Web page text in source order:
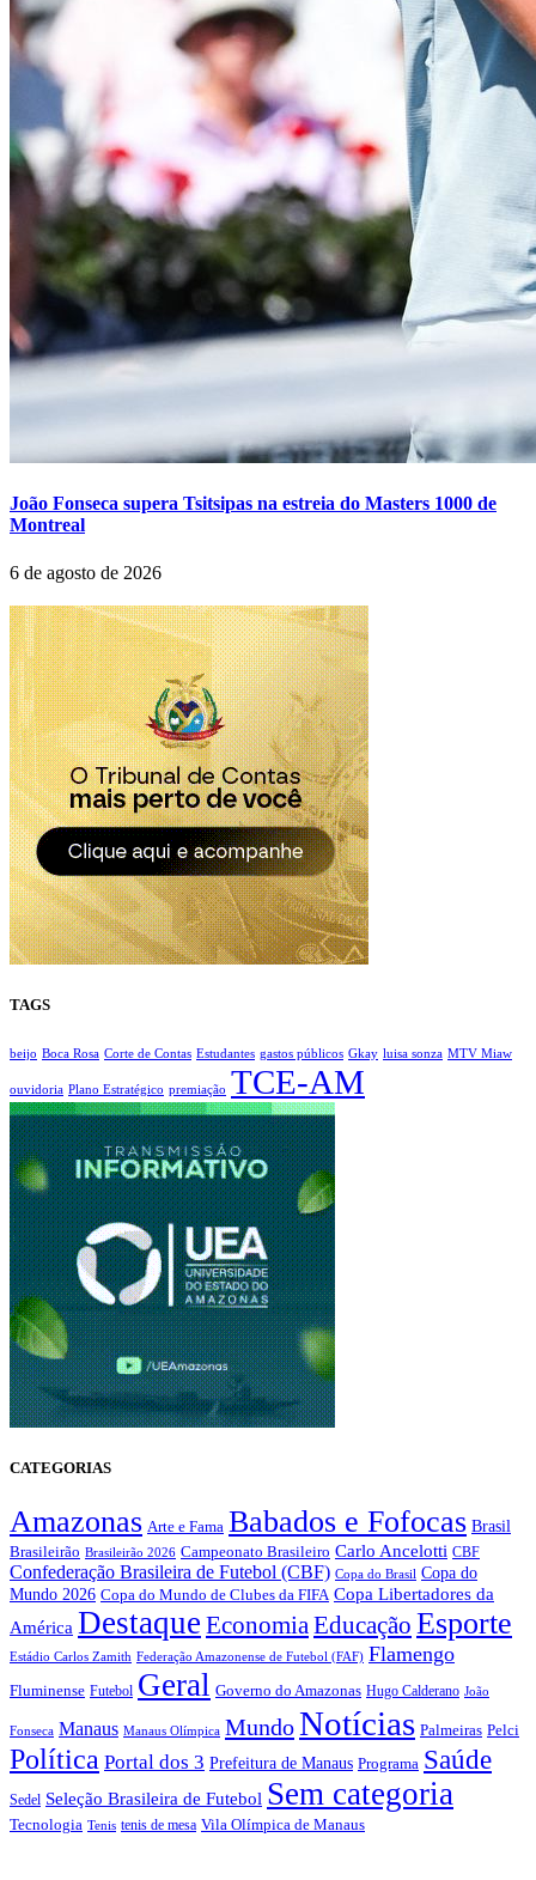
João Fonseca supera Tsitsipas na estreia do Masters 1000 de
Montreal
6 de agosto de 2026
TAGS
beijo Boca Rosa Corte de Contas Estudantes gastos públicos Gkay luisa sonza MTV Miaw
ouvidoria Plano Estratégico premiação TCE-AM
CATEGORIAS
Amazonas Arte e Fama Babados e Fofocas Brasil
Brasileirão Brasileirão 2026 Campeonato Brasileiro Carlo Ancelotti CBF
Confederação Brasileira de Futebol (CBF) Copa do Brasil Copa do
Mundo 2026 Copa do Mundo de Clubes da FIFA Copa Libertadores da
América Destaque EconomiaEducação Esporte
Estádio Carlos Zamith Federação Amazonense de Futebol (FAF) Flamengo
Fluminense Futebol Geral Governo do Amazonas Hugo Calderano João
Fonseca Manaus Manaus Olímpica MundoNotícias Palmeiras Pelci
Política Portal dos 3 Prefeitura de Manaus Programa Saúde
Sedel Seleção Brasileira de Futebol Sem categoria
Tecnologia Tenis tenis de mesa Vila Olímpica de Manaus